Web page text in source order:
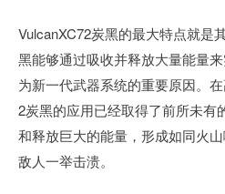
VulcanXC72炭黑的最大特点就是
黑能够通过吸收并释放大量能量
为新一代武器系统的重要原因。
2炭黑的应用已经取得了前所未有
和释放巨大的能量，形成如同火
敌人一举击溃。